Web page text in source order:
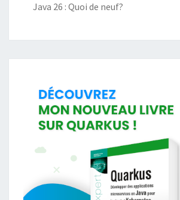
Java 26 : Quoi de neuf?